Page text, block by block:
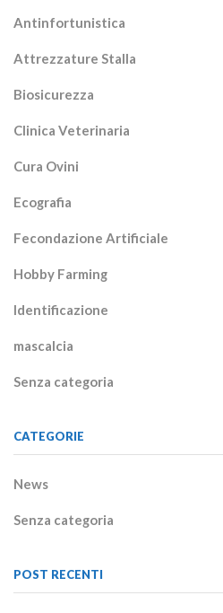
Antinfortunistica
Attrezzature Stalla
Biosicurezza
Clinica Veterinaria
Cura Ovini
Ecografia
Fecondazione Artificiale
Hobby Farming
Identificazione
mascalcia
Senza categoria
CATEGORIE
News
Senza categoria
POST RECENTI